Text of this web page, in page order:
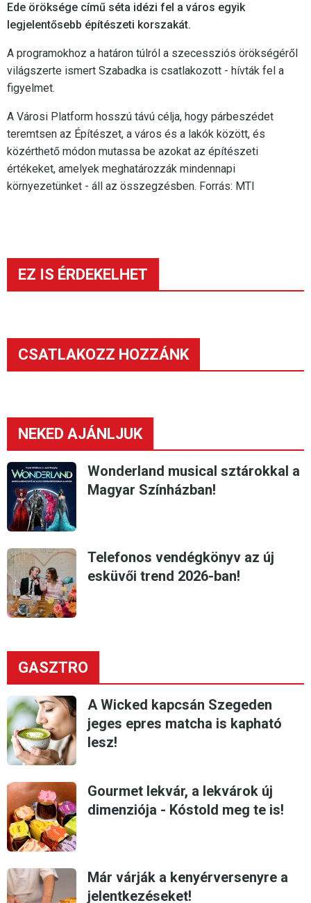
Ede öröksége című séta idézi fel a város egyik
legjelentősebb építészeti korszakát.
A programokhoz a határon túlról a szecessziós örökségéről
világszerte ismert Szabadka is csatlakozott - hívták fel a
figyelmet.
A Városi Platform hosszú távú célja, hogy párbeszédet
teremtsen az Építészet, a város és a lakók között, és
közérthető módon mutassa be azokat az építészeti
értékeket, amelyek meghatározzák mindennapi
környezetünket - áll az összegzésben. Forrás: MTI
EZ IS ÉRDEKELHET
CSATLAKOZZ HOZZÁNK
NEKED AJÁNLJUK
Wonderland musical sztárokkal a
Magyar Színházban!
Telefonos vendégkönyv az új
esküvői trend 2026-ban!
GASZTRO
A Wicked kapcsán Szegeden
jeges epres matcha is kapható
lesz!
Gourmet lekvár, a lekvárok új
dimenziója - Kóstold meg te is!
Már várják a kenyérversenyre a
jelentkezéseket!